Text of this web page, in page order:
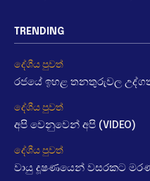
TRENDING
දේශීය පුවත්
රජයේ ඉහළ තනතුරුවල උද්ගත
දේශීය පුවත්
අපි වෙනුවෙන් අපි (VIDEO)
දේශීය පුවත්
වායු දූෂණයෙන් වසරකට මරණ